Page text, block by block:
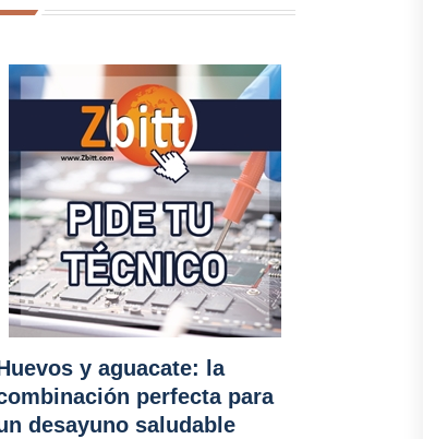
y aguacate: la
perfecta para
desayuno saludable